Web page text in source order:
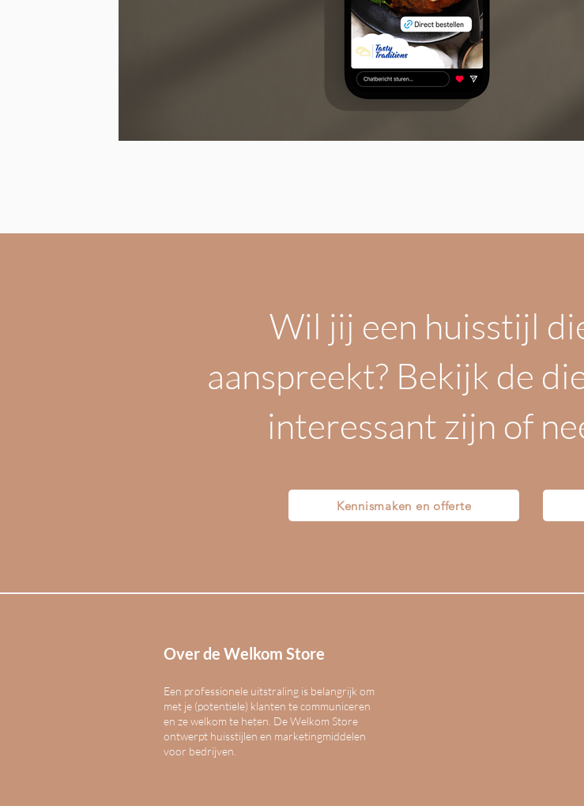
Wil jij een huisstijl
aanspreekt? Bekijk de
interessant zijn of
Kennismaken en offerte
Over de Welkom Store
Een professionele uitstraling is belangrijk om
met je (potentiele) klanten te communiceren
en ze welkom te heten. De Welkom Store
ontwerpt huisstijlen en marketingmiddelen
voor bedrijven.